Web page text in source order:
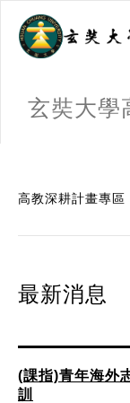
玄奘大學
高教深耕計畫專區
最新消息
(課指)青年海外
訓